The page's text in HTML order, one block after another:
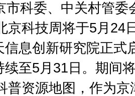
市科委、中关村管委
京科技周将于5月24
信息创新研究院正式
续至5月31日。期间
普资源地图，作为京